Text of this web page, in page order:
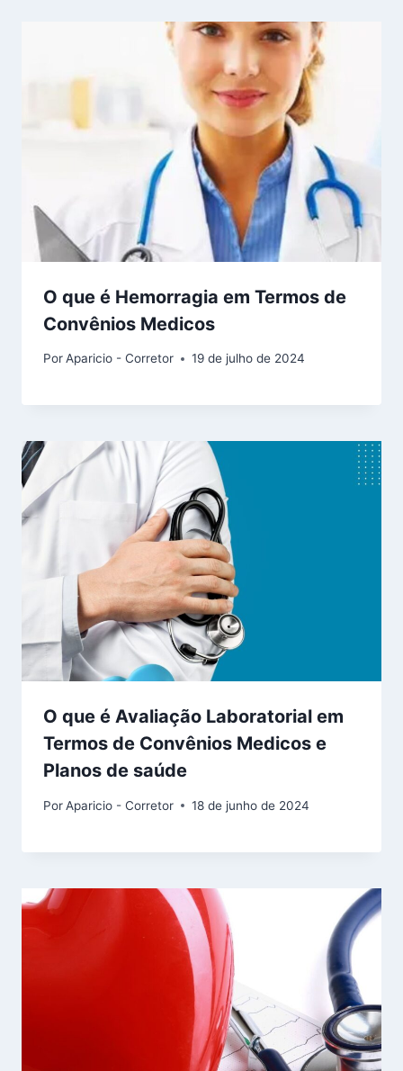
O que é Hemorragia em Termos de
Convênios Medicos
PorAparicio - Corretor 19 de julho de 2024
O que é Avaliação Laboratorial em
Termos de Convênios Medicos e
Planos de saúde
PorAparicio - Corretor 18 de junho de 2024